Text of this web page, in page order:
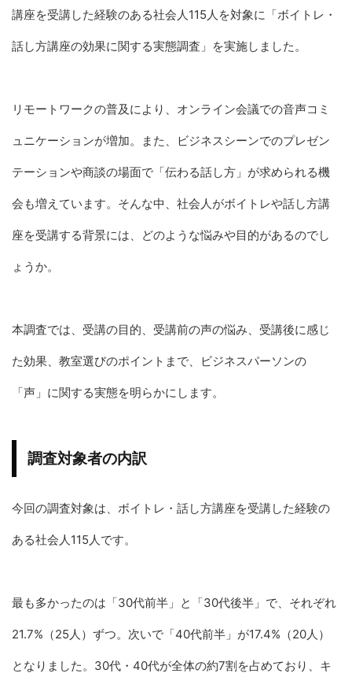
調査概要
引用に関するお願い
講座を受講した経験のある社会人115人を対象に「ボイトレ・
話し方講座の効果に関する実態調査」を実施しました。
リモートワークの普及により、オンライン会議での音声コミ
ュニケーションが増加。また、ビジネスシーンでのプレゼン
テーションや商談の場面で「伝わる話し方」が求められる機
会も増えています。そんな中、社会人がボイトレや話し方講
座を受講する背景には、どのような悩みや目的があるのでし
ょうか。
本調査では、受講の目的、受講前の声の悩み、受講後に感じ
た効果、教室選びのポイントまで、ビジネスパーソンの
「声」に関する実態を明らかにします。
調査対象者の内訳
今回の調査対象は、ボイトレ・話し方講座を受講した経験の
ある社会人115人です。
最も多かったのは「30代前半」と「30代後半」で、それぞれ
21.7%（25人）ずつ。次いで「40代前半」が17.4%（20人）
となりました。30代・40代が全体の約7割を占めており、キ